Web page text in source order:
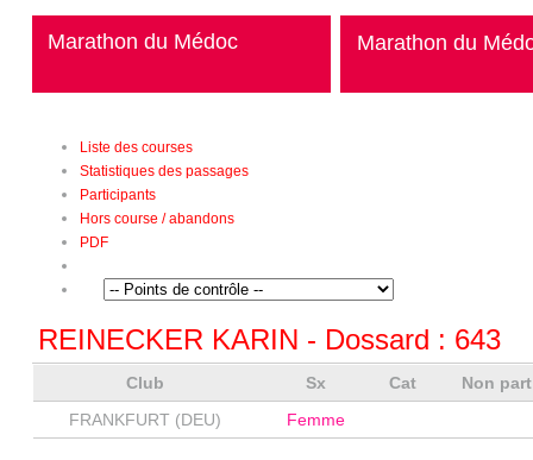
Marathon du Médoc Marathon du
Liste des courses
Statistiques des passages
Participants
Hors course / abandons
PDF
REINECKER KARIN - Dossard : 643
Club Sx Cat
Non
FRANKFURT (DEU)
Femme